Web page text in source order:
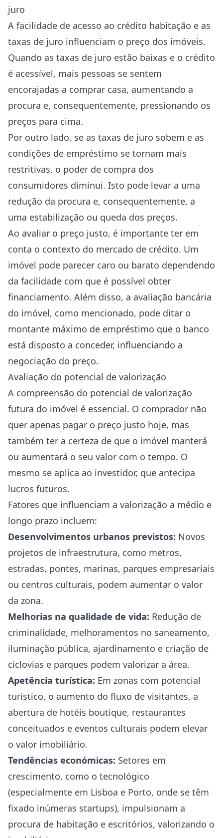
juro
A facilidade de acesso ao crédito habitação e as
taxas de juro influenciam o preço dos imóveis.
Quando as taxas de juro estão baixas e o crédito
é acessível, mais pessoas se sentem
encorajadas a comprar casa, aumentando a
procura e, consequentemente, pressionando os
preços para cima.
Por outro lado, se as taxas de juro sobem e as
condições de empréstimo se tornam mais
restritivas, o poder de compra dos
consumidores diminui. Isto pode levar a uma
redução da procura e, consequentemente, a
uma estabilização ou queda dos preços.
Ao avaliar o preço justo, é importante ter em
conta o contexto do mercado de crédito. Um
imóvel pode parecer caro ou barato dependendo
da facilidade com que é possível obter
financiamento. Além disso, a avaliação bancária
do imóvel, como mencionado, pode ditar o
montante máximo de empréstimo que o banco
está disposto a conceder, influenciando a
negociação do preço.
Avaliação do potencial de valorização
A compreensão do potencial de valorização
futura do imóvel é essencial. O comprador não
quer apenas pagar o preço justo hoje, mas
também ter a certeza de que o imóvel manterá
ou aumentará o seu valor com o tempo. O
mesmo se aplica ao investidor, que antecipa
lucros futuros.
Fatores que influenciam a valorização a médio e
longo prazo incluem:
Desenvolvimentos urbanos previstos: Novos
projetos de infraestrutura, como metros,
estradas, pontes, marinas, parques empresariais
ou centros culturais, podem aumentar o valor
da zona.
Melhorias na qualidade de vida: Redução de
criminalidade, melhoramentos no saneamento,
iluminação pública, ajardinamento e criação de
ciclovias e parques podem valorizar a área.
Apetência turística: Em zonas com potencial
turístico, o aumento do fluxo de visitantes, a
abertura de hotéis boutique, restaurantes
conceituados e eventos culturais podem elevar
o valor imobiliário.
Tendências económicas: Setores em
crescimento, como o tecnológico
(especialmente em Lisboa e Porto, onde se têm
fixado inúmeras startups), impulsionam a
procura de habitação e escritórios, valorizando o